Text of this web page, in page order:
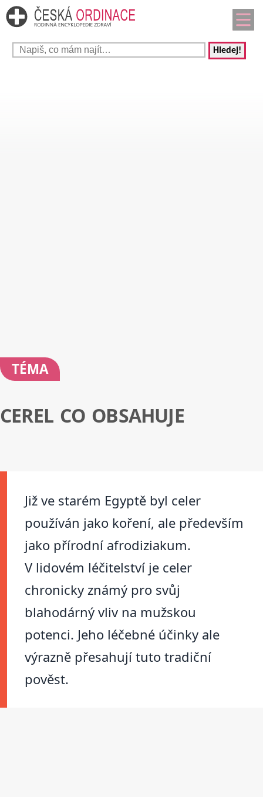
Hledej!
TÉMA
CEREL CO OBSAHUJE
Již ve starém Egyptě byl celer
používán jako koření, ale především
jako přírodní afrodiziakum.
V lidovém léčitelství je celer
chronicky známý pro svůj
blahodárný vliv na mužskou
potenci. Jeho léčebné účinky ale
výrazně přesahují tuto tradiční
pověst.